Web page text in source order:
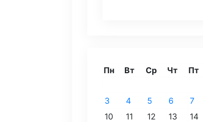
Пн Вт Ср Чт Пт
3
4 5 6 7
10
11 12 13 14